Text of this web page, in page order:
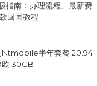
指南：办理流程、最新费
回国教程
Ntmobile半年套餐 20.94
欧 30GB